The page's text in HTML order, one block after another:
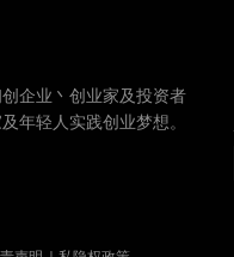
企业丶创业家及投资者
年轻人实践创业梦想。